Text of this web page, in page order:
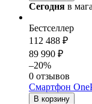
Сегодня в
Бестселлер
112 488 ₽
89 990 ₽
–20%
0 отзывов
Смартфон
В корзину